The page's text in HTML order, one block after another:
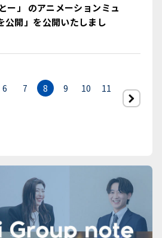
ー」 のアニメーションミュ
公開」を公開いたしまし
6 7 8 9 10
11